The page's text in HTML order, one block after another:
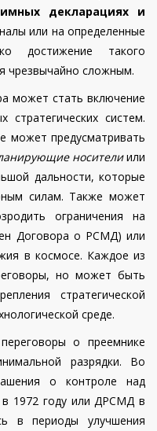
декларациях и
или на определенные
достижение такого
чрезвычайно сложным.
может стать включение
стратегических систем.
может предусматривать
носителиили
дальности, которые
силам. Также может
ограничения на
Договора о РСМД) или
в космосе. Каждое из
но может быть
стратегической
среде.
о преемнике
разрядки. Во
о контроле над
1972 году или ДРСМД в
в периоды улучшения